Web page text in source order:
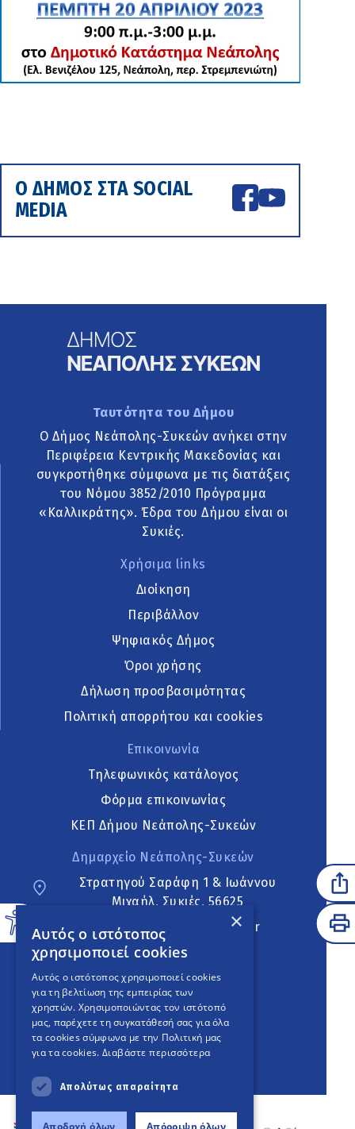
Ο ΔΗΜΟΣ ΣΤΑ SOCIAL
MEDIA
Ταυτότητα του Δήμου
Ο Δήμος Νεάπολης-Συκεών ανήκει στην
Περιφέρεια Κεντρικής Μακεδονίας και
συγκροτήθηκε σύμφωνα με τις διατάξεις
του Νόμου 3852/2010 Πρόγραμμα
«Καλλικράτης». Έδρα του Δήμου είναι οι
Συκιές.
Χρήσιμα links
Διοίκηση
Περιβάλλον
Ψηφιακός Δήμος
Όροι χρήσης
Δήλωση προσβασιμότητας
Πολιτική απορρήτου και cookies
Επικοινωνία
Τηλεφωνικός κατάλογος
Φόρμα επικοινωνίας
ΚΕΠ Δήμου Νεάπολης-Συκεών
Δημαρχείο Νεάπολης-Συκεών
Στρατηγού Σαράφη 1 & Ιωάννου
Μιχαήλ, Συκιές, 56625
neapoli.sykies@ddt.gov.gr
Ακολουθήστε
English Version
An project
×
Αυτός ο ιστότοπος
χρησιμοποιεί cookies
Αυτός ο ιστότοπος χρησιμοποιεί cookies
για τη βελτίωση της εμπειρίας των
χρηστών. Χρησιμοποιώντας τον ιστότοπό
μας, παρέχετε τη συγκατάθεσή σας για όλα
τα cookies σύμφωνα με την Πολιτική μας
για τα cookies. Διαβάστε περισσότερα
Απολύτως απαραίτητα
Αποδοχή όλων Απόρριψη όλων